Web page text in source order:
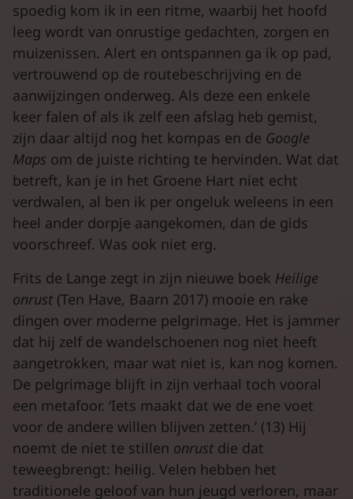
spoedig kom ik in een ritme, waarbij het hoofd
leeg wordt van onrustige gedachten, zorgen en
muizenissen. Alert en ontspannen ga ik op pad,
vertrouwend op de routebeschrijving en de
aanwijzingen onderweg. Als deze een enkele
keer falen of als ik zelf een afslag heb gemist,
zijn daar altijd nog het kompas en de Google
Maps om de juiste richting te hervinden. Wat dat
betreft, kan je in het Groene Hart niet echt
verdwalen, al ben ik per ongeluk weleens in een
heel ander dorpje aangekomen, dan de gids
voorschreef. Was ook niet erg.
Frits de Lange zegt in zijn nieuwe boek Heilige
onrust (Ten Have, Baarn 2017) mooie en rake
dingen over moderne pelgrimage. Het is jammer
dat hij zelf de wandelschoenen nog niet heeft
aangetrokken, maar wat niet is, kan nog komen.
De pelgrimage blijft in zijn verhaal toch vooral
een metafoor. ‘Iets maakt dat we de ene voet
voor de andere willen blijven zetten.’ (13) Hij
noemt de niet te stillen onrust die dat
teweegbrengt: heilig. Velen hebben het
traditionele geloof van hun jeugd verloren, maar